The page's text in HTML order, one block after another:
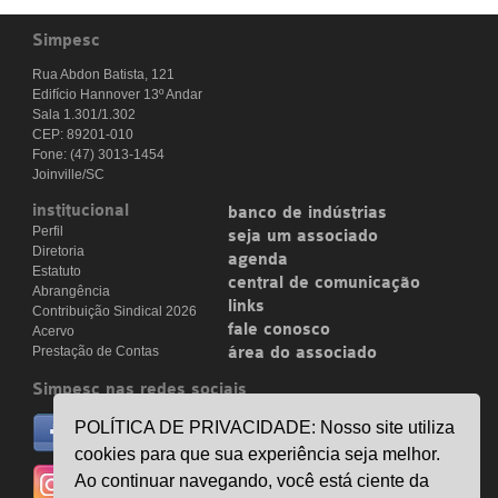
Simpesc
Rua Abdon Batista, 121
Edifício Hannover 13º Andar
Sala 1.301/1.302
CEP: 89201-010
Fone: (47) 3013-1454
Joinville/SC
institucional
Perfil
Diretoria
Estatuto
Abrangência
Contribuição Sindical 2026
Acervo
Prestação de Contas
banco de indústrias
seja um associado
agenda
central de comunicação
links
fale conosco
área do associado
Simpesc nas redes sociais
no facebook
/simpesc
no instagram
@simpescplasticos
POLÍTICA DE PRIVACIDADE: Nosso site utiliza
cookies para que sua experiência seja melhor.
Ao continuar navegando, você está ciente da